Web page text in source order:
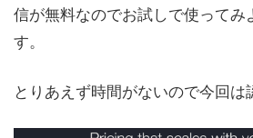
信が無料なのでお試しで使ってみ
す。
とりあえず時間がないので今回は